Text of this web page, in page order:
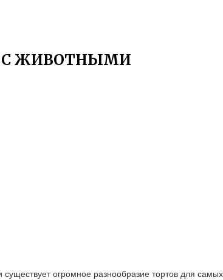
С ЖИВОТНЫМИ
огромное разнообразие тортов для